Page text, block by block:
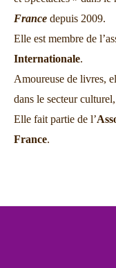
France depuis 2009.
Elle est membre de
Internationale.
Amoureuse de livres,
dans le secteur
Elle fait partie de l’
France.